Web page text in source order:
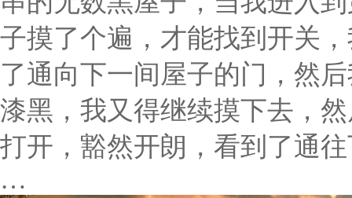
子摸了个遍，才能找到开关
了通向下一间屋子的门，然
漆黑，我又得继续摸下去，
打开，豁然开朗，看到了通
…